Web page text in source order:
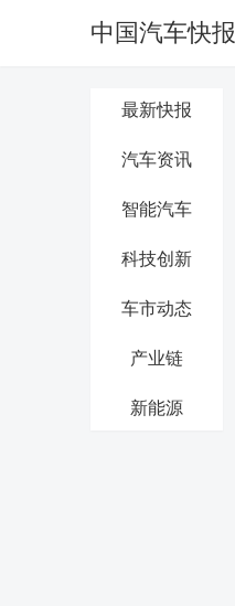
中国汽车快报
最新快报
汽车资讯
智能汽车
科技创新
车市动态
产业链
新能源